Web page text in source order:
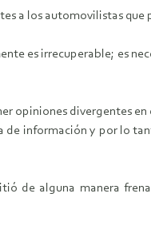
a los automovilistas que
es irrecuperable; es
opiniones divergentes
de información y por lo
de alguna manera